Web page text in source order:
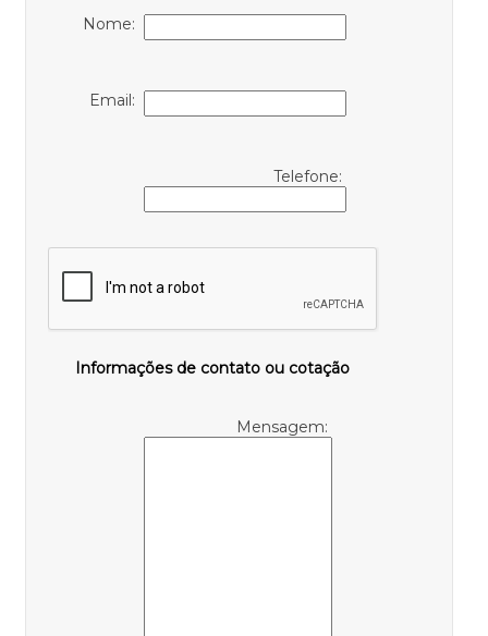
Nome:
Email:
Telefone:
Informações de contato ou cotação
Mensagem: